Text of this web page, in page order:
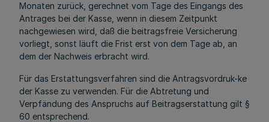
Monaten zurück, gerechnet vom Tage des Eingangs des
Antrages bei der Kasse, wenn in diesem Zeitpunkt
nachgewiesen wird, daß die beitragsfreie Versicherung
vorliegt, sonst läuft die Frist erst von dem Tage ab, an
dem der Nachweis erbracht wird.
Für das Erstattungsverfahren sind die Antragsvordruk-ke
der Kasse zu verwenden. Für die Abtretung und
Verpfändung des Anspruchs auf Beitragserstattung gilt §
60 entsprechend.